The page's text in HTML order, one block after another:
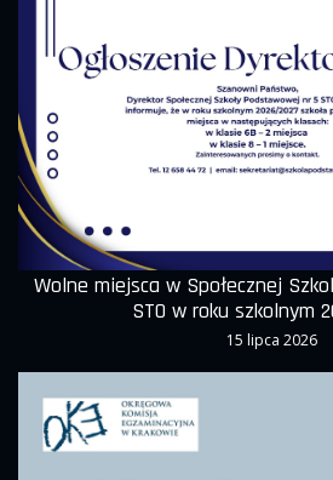
Wolne miejsca w Społecznej
STO w roku szkolnym
15 lipca 2026